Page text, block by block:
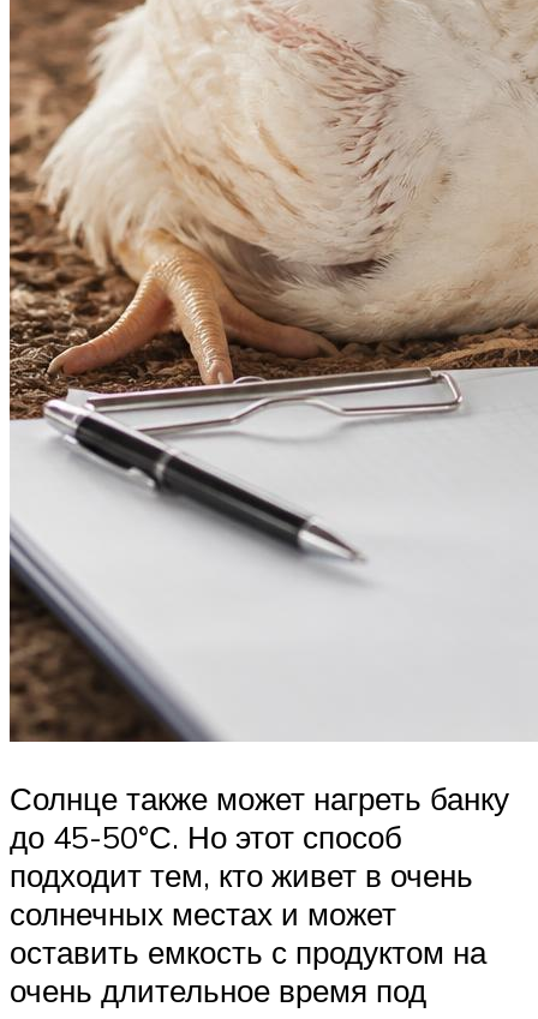
Солнце также может нагреть банку
до 45-50°С. Но этот способ
подходит тем, кто живет в очень
солнечных местах и может
оставить емкость с продуктом на
очень длительное время под